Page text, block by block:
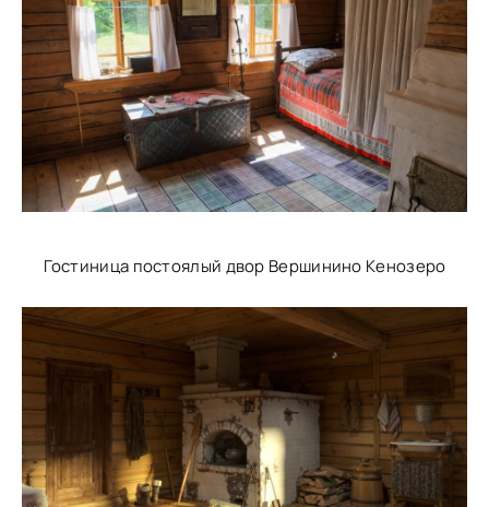
Гостиница постоялый двор Вершинино Кенозеро